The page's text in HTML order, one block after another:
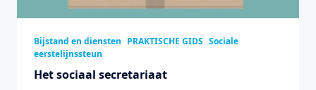
Bijstand en diensten PRAKTISCHE GIDS Sociale
eerstelijnssteun
Het sociaal secretariaat